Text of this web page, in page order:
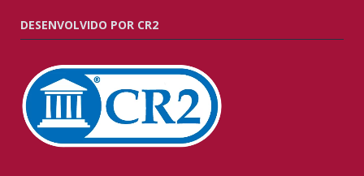
DESENVOLVIDO POR CR2